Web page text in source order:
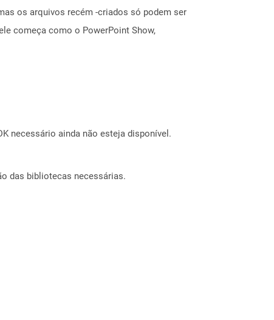
os arquivos recém -criados só podem ser
começa como o PowerPoint Show,
necessário ainda não esteja disponível.
das bibliotecas necessárias.